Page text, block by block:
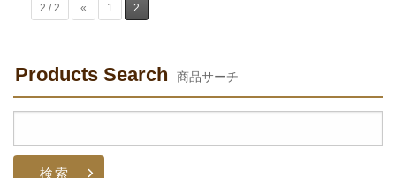
2 / 2 « 1 2
Products Search 商品サーチ